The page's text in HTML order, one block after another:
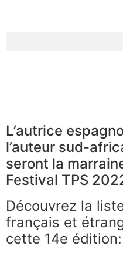
L’autrice
l’auteur sud-
seront la
Festival TPS
Découvrez la
français et
cette 14e édition: